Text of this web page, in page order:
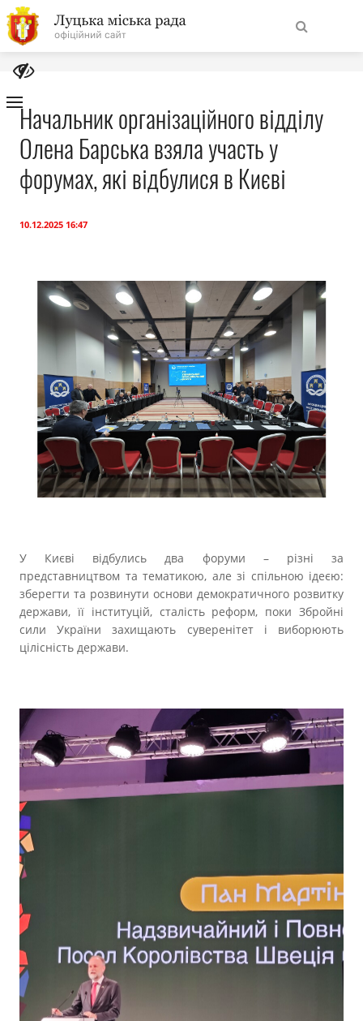
На
головну
Навігація
сайту
Про місто
Міська влада
Бюджет
Публічна інформація
Прозорість влади
Документи
Начальник організаційного відділу
Олена Барська взяла участь у
форумах, які відбулися в Києві
10.12.2025 16:47
У Києві відбулись два форуми – різні за
представництвом та тематикою, але зі спільною ідеєю:
зберегти та розвинути основи демократичного розвитку
держави, її інституцій, сталість реформ, поки Збройні
сили України захищають суверенітет і виборюють
цілісність держави.